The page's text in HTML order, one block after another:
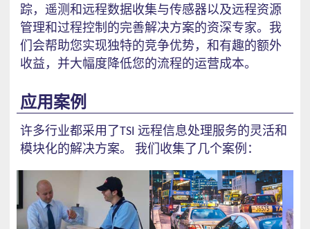
踪，遥测和远程数据收集与传感器以及远程资源
管理和过程控制的完善解决方案的资深专家。我
们会帮助您实现独特的竞争优势，和有趣的额外
收益，并大幅度降低您的流程的运营成本。
应用案例
许多行业都采用了TSI 远程信息处理服务的灵活和
模块化的解决方案。
我们收集了几个案例：